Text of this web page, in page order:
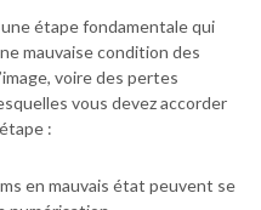
étape fondamentale qui
mauvaise condition des
voire des pertes
vous devez accorder
:
en mauvais état peuvent se